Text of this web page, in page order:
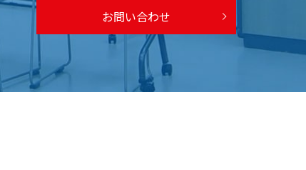
お問い合わせ